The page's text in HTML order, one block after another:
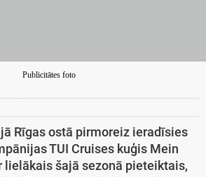
Publicitātes foto
Rīgas ostā pirmoreiz ieradīsies
TUI Cruises kuģis Mein
lielākais šajā sezonā pieteiktais,